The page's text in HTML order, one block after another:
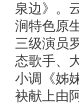
泉边》。
涧特色原
三级演员
态歌手、
小调《姊
袂献上由